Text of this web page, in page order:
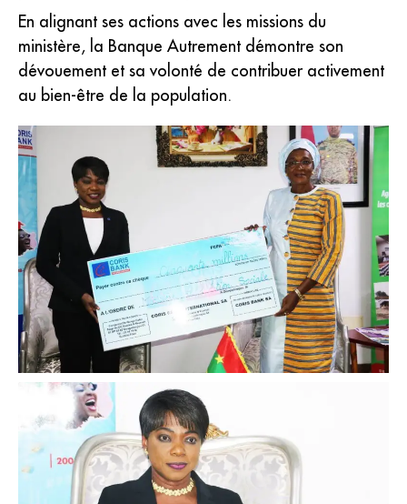
En alignant ses actions avec les missions du
ministère, la Banque Autrement démontre son
dévouement et sa volonté de contribuer activement
au bien-être de la population.